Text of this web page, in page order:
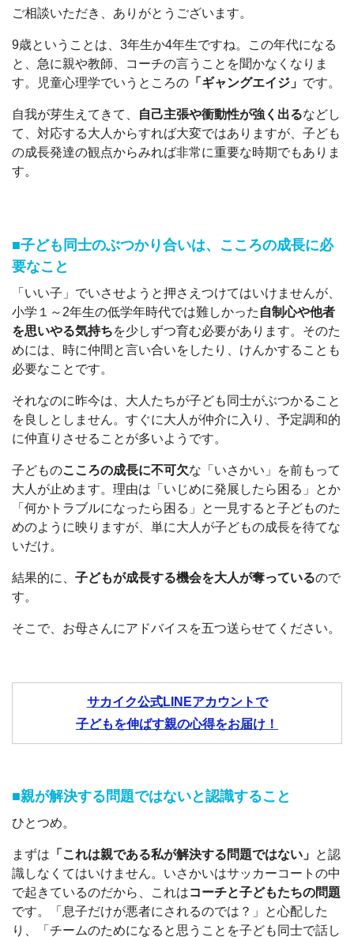
ご相談いただき、ありがとうございます。
9歳ということは、3年生か4年生ですね。この年代になる
と、急に親や教師、コーチの言うことを聞かなくなりま
す。児童心理学でいうところの 「ギャングエイジ」 です。
自我が芽生えてきて、 自己主張や衝動性が強く出るなどし
て、対応する大人からすれば大変ではありますが、子ども
の成長発達の観点からみれば非常に重要な時期でもありま
す。
■子ども同士のぶつかり合いは、こころの成長に必
要なこと
「いい子」でいさせようと押さえつけてはいけませんが、
小学１～2年生の低学年時代では難しかった 自制心や他者
を思いやる気持ちを少しずつ育む必要があります。そのた
めには、時に仲間と言い合いをしたり、けんかすることも
必要なことです。
それなのに昨今は、大人たちが子ども同士がぶつかること
を良しとしません。すぐに大人が仲介に入り、予定調和的
に仲直りさせることが多いようです。
子どものこころの成長に不可欠な「いさかい」を前もって
大人が止めます。理由は「いじめに発展したら困る」とか
「何かトラブルになったら困る」と一見すると子どものた
めのように映りますが、単に大人が子どもの成長を待てな
いだけ。
結果的に、 子どもが成長する機会を大人が奪っているので
す。
そこで、お母さんにアドバイスを五つ送らせてください。
サカイク公式LINEアカウントで
子どもを伸ばす親の心得をお届け！
■親が解決する問題ではないと認識すること
ひとつめ。
まずは 「これは親である私が解決する問題ではない」 と認
識しなくてはいけません。いさかいはサッカーコートの中
で起きているのだから、これはコーチと子どもたちの問題
です。「息子だけが悪者にされるのでは？」と心配した
り、「チームのためになると思うことを子ども同士で話し